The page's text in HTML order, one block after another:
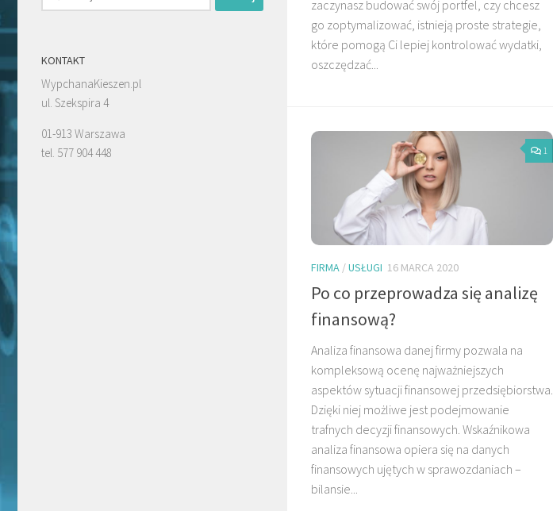
zaczynasz budować swój portfel, czy chcesz
go zoptymalizować, istnieją proste strategie,
które pomogą Ci lepiej kontrolować wydatki,
oszczędzać...
1
FIRMA /USŁUGI 16 MARCA 2020
Po co przeprowadza się analizę
finansową?
Analiza finansowa danej firmy pozwala na
kompleksową ocenę najważniejszych
aspektów sytuacji finansowej przedsiębiorstwa.
Dzięki niej możliwe jest podejmowanie
trafnych decyzji finansowych. Wskaźnikowa
analiza finansowa opiera się na danych
finansowych ujętych w sprawozdaniach –
bilansie...
KONTAKT
WypchanaKieszen.pl
ul. Szekspira 4
01-913 Warszawa
tel. 577 904 448